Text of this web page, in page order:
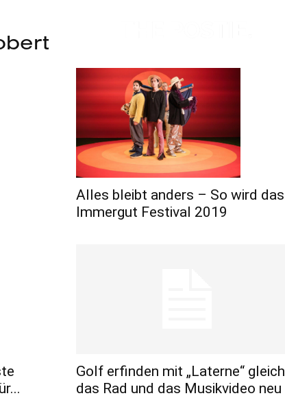
Alles bleibt anders – So wird das
Immergut Festival 2019
Golf erfinden mit „Laterne“ gleich
das Rad und das Musikvideo neu